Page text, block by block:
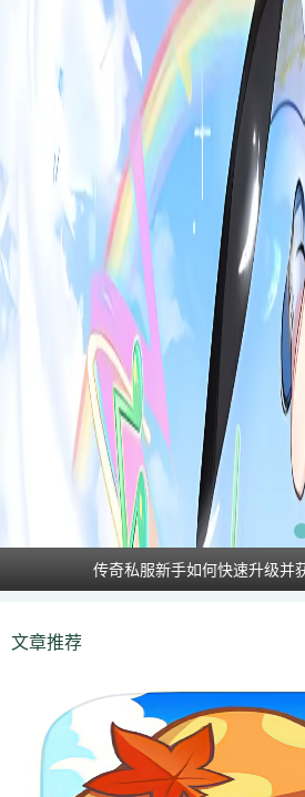
传奇私服新手如何快速升级并
文章推荐